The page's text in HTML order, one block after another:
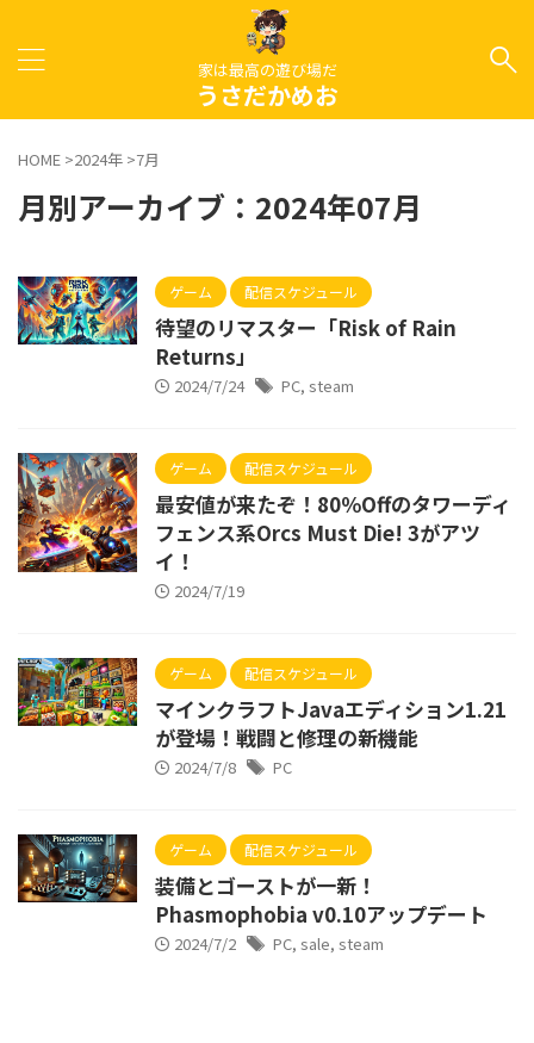
家は最高の遊び場だ
うさだかめお
HOME >2024年 >7月
月別アーカイブ：2024年07月
ゲーム 配信スケジュール
待望のリマスター「Risk of Rain
Returns」
2024/7/24 PC, steam
ゲーム 配信スケジュール
最安値が来たぞ！80％Offのタワーディ
フェンス系Orcs Must Die! 3がアツ
イ！
2024/7/19
ゲーム 配信スケジュール
マインクラフトJavaエディション1.21
が登場！戦闘と修理の新機能
2024/7/8 PC
ゲーム 配信スケジュール
装備とゴーストが一新！
Phasmophobia v0.10アップデート
2024/7/2 PC, sale, steam